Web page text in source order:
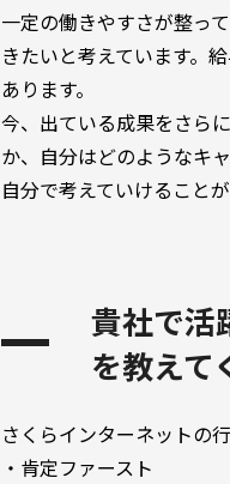
一定の働きやすさが整っ
きたいと考えています。
あります。
今、出ている成果をさら
か、自分はどのようなキ
自分で考えていけることが
貴社で活
を教えて
さくらインターネットの
・肯定ファースト